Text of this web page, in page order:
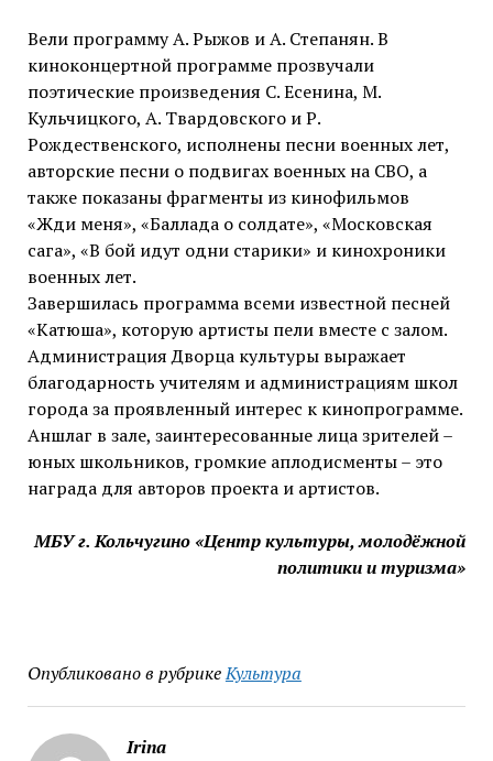
Вели программу А. Рыжов и А. Степанян. В
киноконцертной программе прозвучали
поэтические произведения С. Есенина, М.
Кульчицкого, А. Твардовского и Р.
Рождественского, исполнены песни военных лет,
авторские песни о подвигах военных на СВО, а
также показаны фрагменты из кинофильмов
«Жди меня», «Баллада о солдате», «Московская
сага», «В бой идут одни старики» и кинохроники
военных лет.
Завершилась программа всеми известной песней
«Катюша», которую артисты пели вместе с залом.
Администрация Дворца культуры выражает
благодарность учителям и администрациям школ
города за проявленный интерес к кинопрограмме.
Аншлаг в зале, заинтересованные лица зрителей –
юных школьников, громкие аплодисменты – это
награда для авторов проекта и артистов.
МБУ г. Кольчугино «Центр культуры, молодёжной
политики и туризма»
Опубликовано в рубрикеКультура
Irina